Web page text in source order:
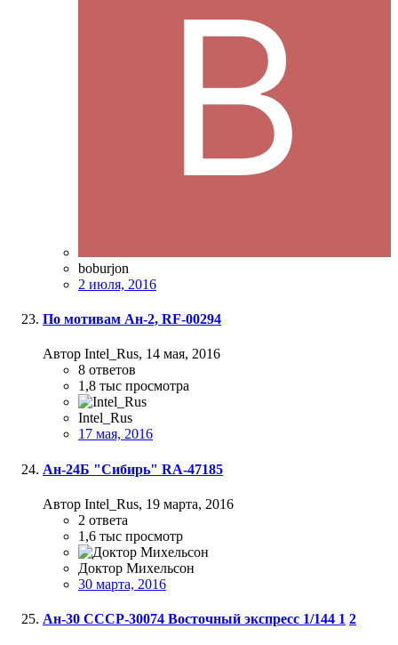
boburjon
2 июля, 2016
По мотивам Ан-2, RF-00294
Автор Intel_Rus, 14 мая, 2016
8 ответов
1,8 тыс просмотра
Intel_Rus
17 мая, 2016
Ан-24Б "Сибирь" RA-47185
Автор Intel_Rus, 19 марта, 2016
2 ответа
1,6 тыс просмотр
Доктор Михельсон
30 марта, 2016
Ан-30 СССР-30074 Восточный экспресс 1/144 1 2